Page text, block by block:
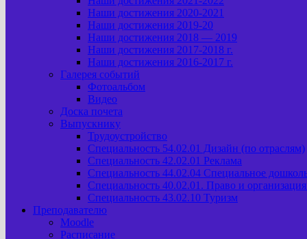
Наши достижения 2020-2021
Наши достижения 2019-20
Наши достижения 2018 — 2019
Наши достижения 2017-2018 г.
Наши достижения 2016-2017 г.
Галерея событий
Фотоальбом
Видео
Доска почета
Выпускнику
Трудоустройство
Специальность 54.02.01 Дизайн (по отраслям)
Специальность 42.02.01 Реклама
Специальность 44.02.04 Специальное
Специальность 40.02.01. Право и
Специальность 43.02.10 Туризм
Преподавателю
Moodle
Расписание